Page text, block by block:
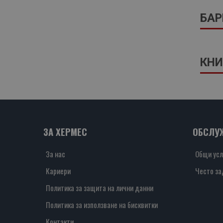
ЗА ХЕРМЕС
За нас
Кариери
Политика за защита на лични данни
Политика за използване на бисквитки
Общи
Често